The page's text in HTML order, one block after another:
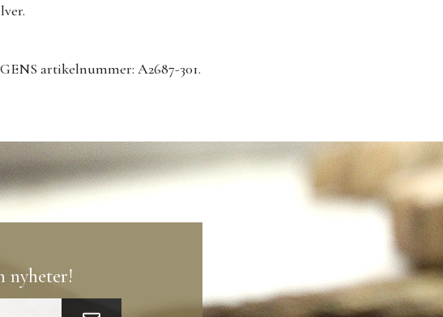
artikelnummer: A2687-301.
nyheter!